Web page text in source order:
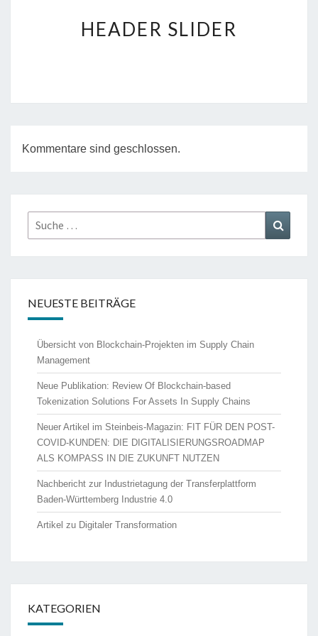
SLIDER
HEADER SLIDER
Kommentare sind geschlossen.
Suche
nach:
NEUESTE BEITRÄGE
Übersicht von Blockchain-Projekten im Supply Chain
Management
Neue Publikation: Review Of Blockchain-based
Tokenization Solutions For Assets In Supply Chains
Neuer Artikel im Steinbeis-Magazin: FIT FÜR DEN POST-
COVID-KUNDEN: DIE DIGITALISIERUNGSROADMAP
ALS KOMPASS IN DIE ZUKUNFT NUTZEN
Nachbericht zur Industrietagung der Transferplattform
Baden-Württemberg Industrie 4.0
Artikel zu Digitaler Transformation
KATEGORIEN